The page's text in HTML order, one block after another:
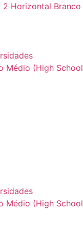
Médio (High
Médio (High